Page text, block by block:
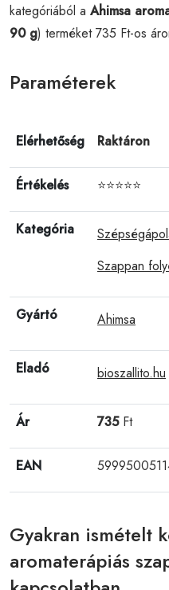
kategóriából a Ahimsa
90 g) terméket 735 Ft-os
Paraméterek
Elérhetőség Raktáron
Értékelés ⭐⭐⭐⭐⭐
Kategória
Szappan
Gyártó Ahimsa
Eladó bioszallito.hu
Ár 735Ft
EAN
Gyakran ismételt
aromaterápiás